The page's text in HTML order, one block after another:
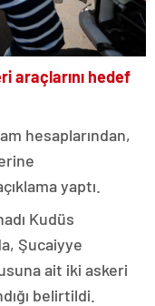
araçlarını hedef
hesaplarından,
yaptı.
Kudüs
Şucaiyye
ait iki askeri
belirtildi.